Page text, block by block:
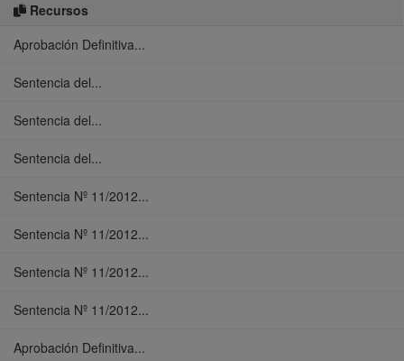
Recursos
Aprobación Definitiva...
Sentencia del...
Sentencia del...
Sentencia del...
Sentencia Nº 11/2012...
Sentencia Nº 11/2012...
Sentencia Nº 11/2012...
Sentencia Nº 11/2012...
Aprobación Definitiva...